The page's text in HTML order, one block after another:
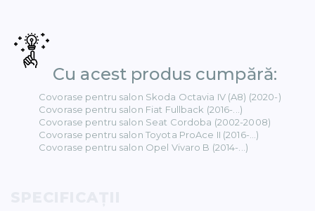
Сu acest produs cumpără:
Covorase pentru salon Skoda Octavia IV (A8) (2020-)
Covorase pentru salon Fiat Fullback (2016-...)
Covorase pentru salon Seat Cordoba (2002-2008)
Covorase pentru salon Toyota ProAce II (2016-...)
Covorase pentru salon Opel Vivaro B (2014-...)